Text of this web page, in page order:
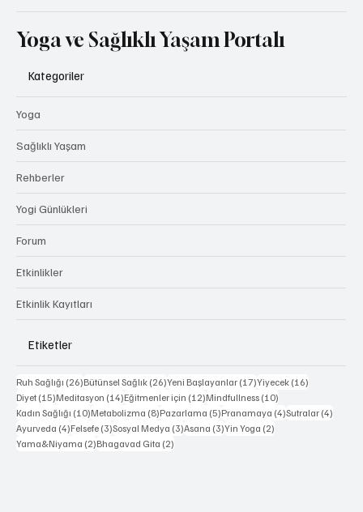
Yoga ve Sağlıklı Yaşam Portalı
Kategoriler
Yoga
Sağlıklı Yaşam
Rehberler
Yogi Günlükleri
Forum
Etkinlikler
Etkinlik Kayıtları
Etiketler
Ruh Sağlığı (26)26 yazı
Bütünsel Sağlık (26)26 yazı
Yeni Başlayanlar (17)17 yazı
Yiyecek (16)
Diyet (15)15 yazı
Meditasyon (14)14 yazı
Eğitmenler için (12)12 yazı
Mindfullness (10)
Kadın Sağlığı (10)10 yazı
Metabolizma (8)8 yazı
Pazarlama (5)5 yazı
Pranamaya (4)4 yazı
Sutralar (4)
Ayurveda (4)4 yazı
Felsefe (3)3 yazı
Sosyal Medya (3)3 yazı
Asana (3)3 yazı
Yin Yoga (2)
Yama&Niyama (2)2 yazı
Bhagavad Gita (2)